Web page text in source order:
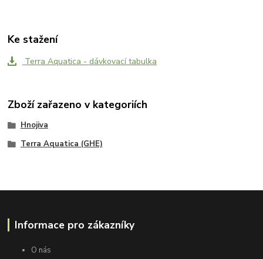
Ke stažení
Terra Aquatica - dávkovací tabulka
Zboží zařazeno v kategoriích
Hnojiva
Terra Aquatica (GHE)
Informace pro zákazníky
O nás